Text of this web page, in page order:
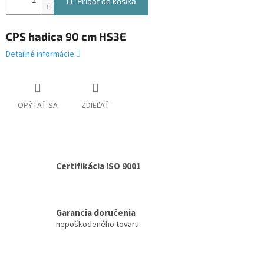
CPS hadica 90 cm HS3E
Detailné informácie
OPÝTAŤ SA ZDIEĽAŤ
Certifikácia ISO 9001
Garancia doručenia
nepoškodeného tovaru